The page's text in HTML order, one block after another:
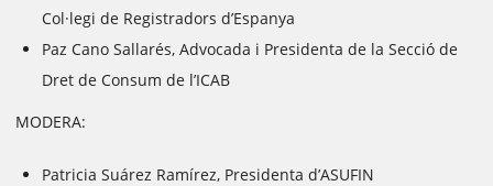
Col·legi de Registradors d’Espanya
Paz Cano Sallarés, Advocada i Presidenta de la Secció de
Dret de Consum de l’ICAB
MODERA:
Patricia Suárez Ramírez, Presidenta d’ASUFIN